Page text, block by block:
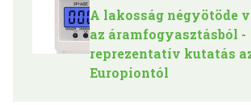
A lakosság négyötöde
az áramfogyasztásból -
reprezentatív kutatás
Europiontól